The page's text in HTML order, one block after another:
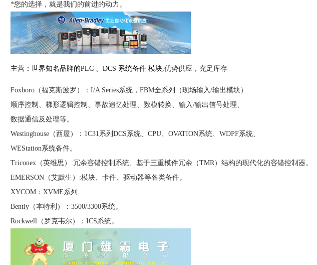
*您的选择，就是我们的前进的动力。
主营：世界知名品牌的PLC 、DCS 系统备件 模块 优势供应，充足库存
Foxboro（福克斯波罗）：I/A Series系统，FBM全系列（现场输入/输出模块）
顺序控制、梯形逻辑控制、事故追忆处理、数模转换、输入 /输出信号处理、
数据通信及处理等。
Westinghouse（西屋）：1C31系列DCS系统、CPU、OVATION系统、WDPF系统、
WEStation系统备件。
Triconex（英维思）:冗余容错控制系统、基于三重模件冗余（TMR）结构的现代化的容错控制器。
EMERSON（艾默生）:模块、卡件、驱动器等各类备件。
XYCOM：XVME系列
Bently（本特利）：3500/3300系统。
Rockwell（罗克韦尔）：ICS系统。